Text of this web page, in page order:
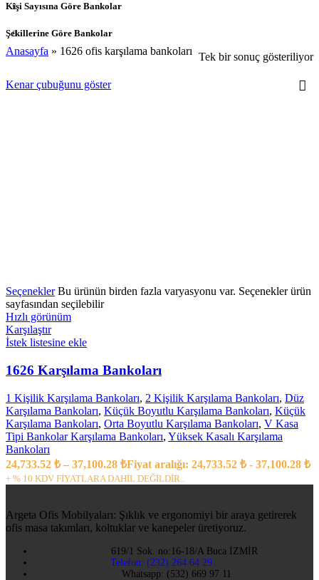
Kişi Sayısına Göre Bankolar
Şekillerine Göre Bankolar
Anasayfa » 1626 ofis karşılama bankoları Tek bir sonuç gösteriliyor
Kenar çubuğunu göster
Seçenekler Bu ürünün birden fazla varyasyonu var. Seçenekler ürün
sayfasından seçilebilir
Hızlı görünüm
Karşılaştır
İstek listesine ekle
1626 Karşılama Bankoları
1 Kişilik Karşılama Bankoları, 2 Kişilik Karşılama Bankoları, Düz
Karşılama Bankoları, Küçük Boyutlu Karşılama Bankoları, Küçük
Karşılama Bankoları, Orta Boyutlu Karşılama Bankoları, V Kasa
Tipi Bankolar Karşılama Bankoları, Yüksek Kasalı Karşılama
Bankoları
24,733.52 ₺ – 37,100.28 ₺Fiyat aralığı: 24,733.52 ₺ - 37,100.28 ₺
+ % 10 KDV FİYATLARA DAHİL DEĞİLDİR..
Argeta Ofis Mobilyaları: Şıklık ve ergonomiyi bir araya getirerek
ofis masa takımları, koltuklar ve kanepeler üretiyoruz.
619/1 Sok. no:16-18/A Buca İZMİR
Telefon: (232) 264 64 29
Whatsapp: (532) 669 97 11